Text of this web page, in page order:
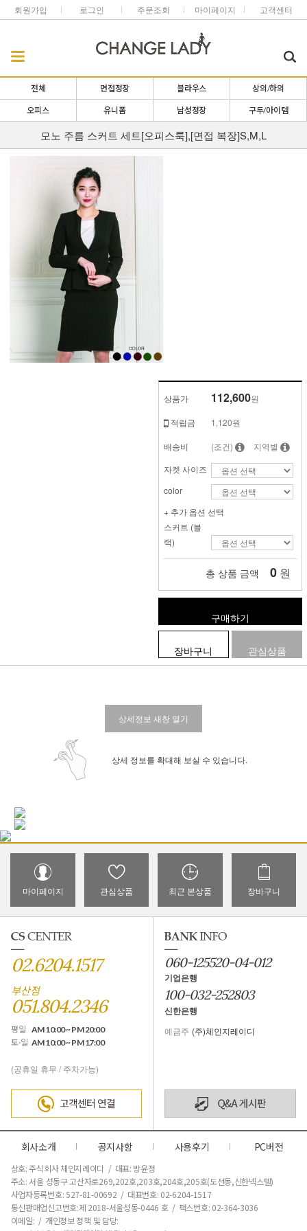
회원가입 로그인 주문조회 마이페이지 고객센터
전체 면접정장 블라우스 상의/하의
오피스 유니폼 남성정장 구두/아이템
모노 주름 스커트 세트[오피스룩],[면접 복장]S,M,L
상품가 112,600원
적립금 1,120원
배송비 (조건)
지역별
자켓 사이즈
color
+ 추가 옵션 선택
스커트 (블
랙)
총 상품 금액 0 원
구매하기
장바구니 관심상품
상세정보 새창 열기
상세 정보를 확대해 보실 수 있습니다.
마이페이지 관심상품 최근 본상품 장바구니
02.6204.1517
부산점
051.804.2346
평일 AM 10:00 ~ PM 20:00
토·일 AM 10:00 ~ PM 17:00
(공휴일 휴무 / 주차가능)
060-125520-04-012
기업은행
100-032-252803
신한은행
예금주 (주)체인지레이디
회사소개 공지사항 사용후기 PC버전
상호: 주식회사 체인지레이디 / 대표: 방윤정
주소: 서울 성동구 고산자로269,202호,203호,204호,205호(도선동,신한넥스텔)
사업자등록번호: 527-81-00692 / 대표번호: 02-6204-1517
통신판매업신고번호:제 2018-서울성동-0446 호/ 팩스번호: 02-364-3036
이메일: / 개인정보 정책 및 담당: